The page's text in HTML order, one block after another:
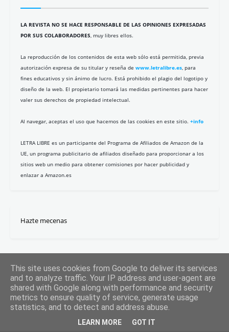
LA REVISTA NO SE HACE RESPONSABLE DE LAS OPINIONES EXPRESADAS
POR SUS COLABORADORES, muy libres ellos.
La reproducción de los contenidos de esta web sólo está permitida, previa
autorización expresa de su titular y reseña de www.letralibre.es, para
fines educativos y sin ánimo de lucro. Está prohibido el plagio del logotipo y
diseño de la web. El propietario tomará las medidas pertinentes para hacer
valer sus derechos de propiedad intelectual.
Al navegar, aceptas el uso que hacemos de las cookies en este sitio. +info
LETRA LIBRE es un participante del Programa de Afiliados de Amazon de la
UE, un programa publicitario de afiliados diseñado para proporcionar a los
sitios web un medio para obtener comisiones por hacer publicidad y
enlazar a Amazon.es
Hazte mecenas
This site uses cookies from Google to deliver its services
and to analyze traffic. Your IP address and user-agent are
shared with Google along with performance and security
metrics to ensure quality of service, generate usage
statistics, and to detect and address abuse.
LEARN MORE GOT IT